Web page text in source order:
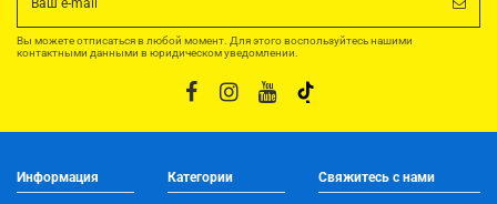
Вы можете отписаться в любой момент. Для этого воспользуйтесь нашими
контактными данными в юридическом уведомлении.
Информация Категории Свяжитесь с нами